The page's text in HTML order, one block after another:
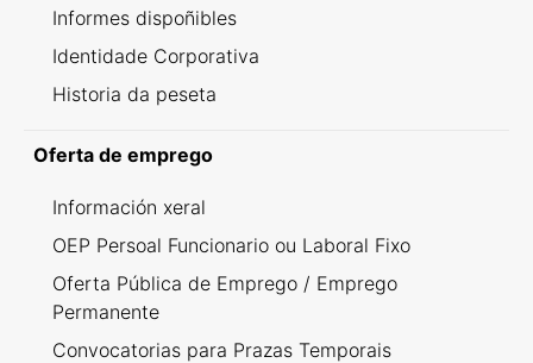
Informes dispoñibles
Identidade Corporativa
Historia da peseta
Oferta de emprego
Información xeral
OEP Persoal Funcionario ou Laboral Fixo
Oferta Pública de Emprego / Emprego
Permanente
Convocatorias para Prazas Temporais